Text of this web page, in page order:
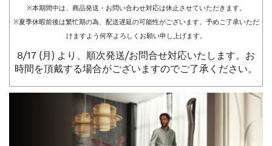
※本期間中は、商品発送・お問い合わせ対応は休止させていただきます。
※夏季休暇前後は繁忙期の為、配送遅延の可能性がございます。予めご了承いただ
けますよう何卒よろしくお願い申し上げます。
8/17 (月) より、順次発送/お問合せ対応いたします。お
時間を頂戴する場合がございますのでご了承ください。